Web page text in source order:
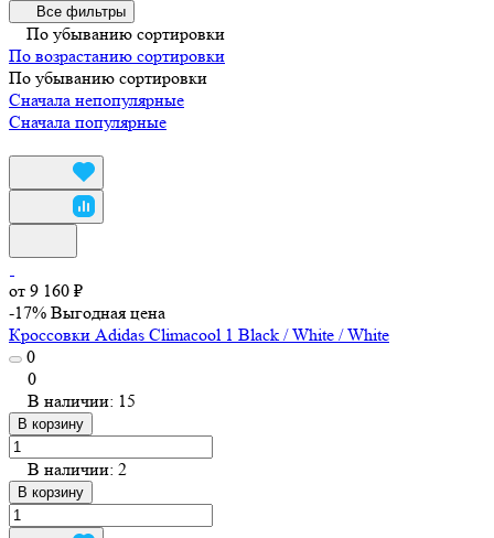
Все фильтры
По убыванию сортировки
По возрастанию сортировки
По убыванию сортировки
Сначала непопулярные
Сначала популярные
от 9 160 ₽
-17% Выгодная цена
Кроссовки Adidas Climacool 1 Black / White / White
0
0
В наличии: 15
В корзину
В наличии: 2
В корзину